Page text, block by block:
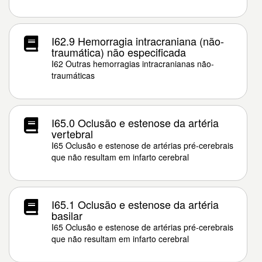
I62.9 Hemorragia intracraniana (não-
traumática) não especificada
I62 Outras hemorragias intracranianas não-
traumáticas
I65.0 Oclusão e estenose da artéria
vertebral
I65 Oclusão e estenose de artérias pré-cerebrais
que não resultam em infarto cerebral
I65.1 Oclusão e estenose da artéria
basilar
I65 Oclusão e estenose de artérias pré-cerebrais
que não resultam em infarto cerebral